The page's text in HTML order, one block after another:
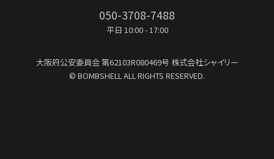
050-3708-7488
平日 10:00 - 17:00
大阪府公安委員会第62103R080469号 株式会社シャイリー
© BOMBSHELL ALL RIGHTS RESERVED.